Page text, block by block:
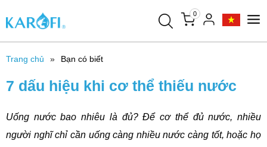
0
Trang chủ Bạn có biết
7 dấu hiệu khi cơ thể thiếu nước
Uống nước bao nhiêu là đủ? Để cơ thể đủ nước, nhiều
người nghĩ chỉ cần uống càng nhiều nước càng tốt, hoặc họ